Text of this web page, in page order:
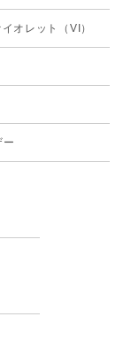
オレット（VI）
ー